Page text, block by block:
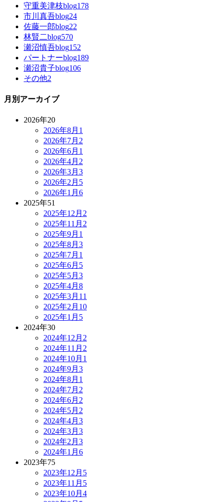
守重美津枝blog178
市川真吾blog24
佐藤一郎blog22
林賢二blog570
瀬沼慎吾blog152
パートナーblog189
瀬沼貴子blog106
その他2
月別アーカイブ
2026年20
2026年8月 1
2026年7月 2
2026年6月 1
2026年4月 2
2026年3月 3
2026年2月 5
2026年1月 6
2025年51
2025年12月 2
2025年11月 2
2025年9月 1
2025年8月 3
2025年7月 1
2025年6月 5
2025年5月 3
2025年4月 8
2025年3月 11
2025年2月 10
2025年1月 5
2024年30
2024年12月 2
2024年11月 2
2024年10月 1
2024年9月 3
2024年8月 1
2024年7月 2
2024年6月 2
2024年5月 2
2024年4月 3
2024年3月 3
2024年2月 3
2024年1月 6
2023年75
2023年12月 5
2023年11月 5
2023年10月 4